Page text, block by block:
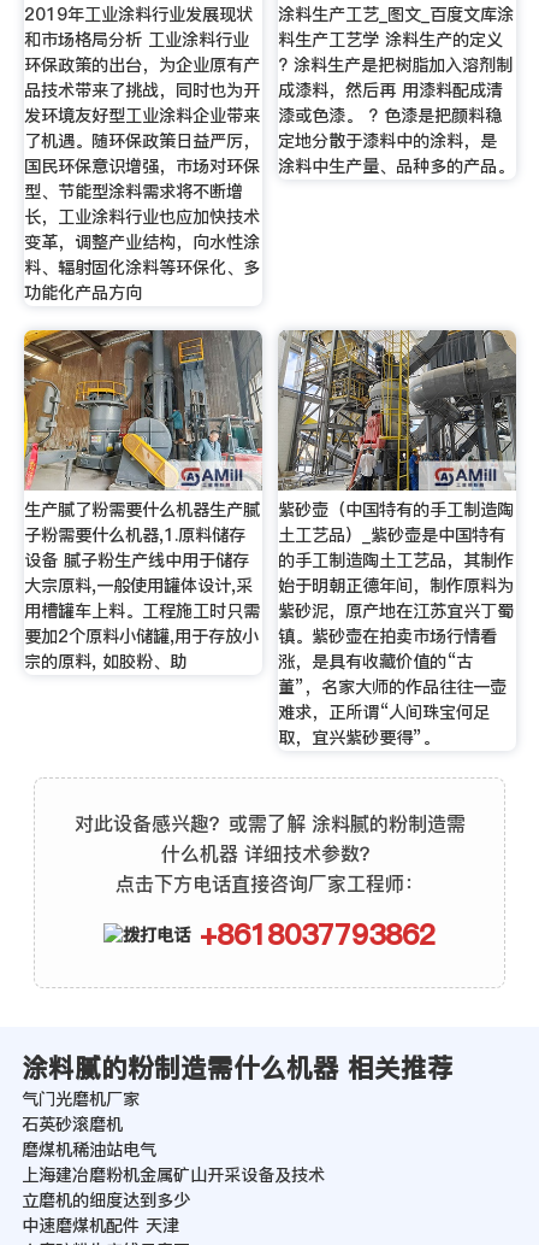
2019年工业涂料行业发展现状
和市场格局分析 工业涂料行业
环保政策的出台，为企业原有产
品技术带来了挑战，同时也为开
发环境友好型工业涂料企业带来
了机遇。随环保政策日益严厉，
国民环保意识增强，市场对环保
型、节能型涂料需求将不断增
长，工业涂料行业也应加快技术
变革，调整产业结构，向水性涂
料、辐射固化涂料等环保化、多
功能化产品方向
涂料生产工艺_图文_百度文库涂
料生产工艺学 涂料生产的定义
? 涂料生产是把树脂加入溶剂制
成漆料，然后再 用漆料配成清
漆或色漆。 ? 色漆是把颜料稳
定地分散于漆料中的涂料，是
涂料中生产量、品种多的产品。
生产腻了粉需要什么机器生产腻
子粉需要什么机器,1.原料储存
设备 腻子粉生产线中用于储存
大宗原料,一般使用罐体设计,采
用槽罐车上料。工程施工时只需
要加2个原料小储罐,用于存放小
宗的原料, 如胶粉、助
紫砂壶（中国特有的手工制造陶
土工艺品）_紫砂壶是中国特有
的手工制造陶土工艺品，其制作
始于明朝正德年间，制作原料为
紫砂泥，原产地在江苏宜兴丁蜀
镇。紫砂壶在拍卖市场行情看
涨，是具有收藏价值的“古
董”，名家大师的作品往往一壶
难求，正所谓“人间珠宝何足
取，宜兴紫砂要得”。
对此设备感兴趣？或需了解 涂料腻的粉制造需
什么机器 详细技术参数？
点击下方电话直接咨询厂家工程师：
+8618037793862
涂料腻的粉制造需什么机器 相关推荐
气门光磨机厂家
石英砂滚磨机
磨煤机稀油站电气
上海建冶磨粉机金属矿山开采设备及技术
立磨机的细度达到多少
中速磨煤机配件 天津